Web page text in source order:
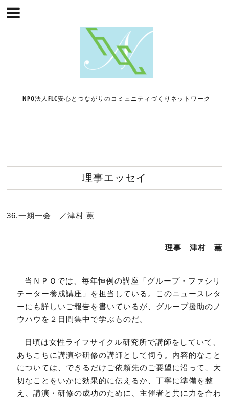
NPO法人FLC安心とつながりのコミュニティづくりネットワーク
理事エッセイ
36.一期一会 ／津村 薫
理事 津村 薫
当ＮＰＯでは、毎年恒例の講座「グループ・ファシリ
テーター養成講座」を担当している。このニュースレタ
ーにも詳しいご報告を書いているが、グループ援助のノ
ウハウを２日間集中で学ぶものだ。
日頃は女性ライフサイクル研究所で講師をしていて、
あちこちに講演や研修の講師として伺う。内容的なこと
については、できるだけご依頼先のご要望に沿って、大
切なことをいかに効果的に伝えるか、丁寧に準備を整
え、講演・研修の成功のために、主催者と共に力を合わ